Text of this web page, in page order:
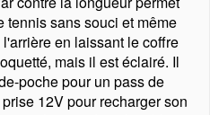
tennis sans souci et même
en laissant le coffre
mais il est éclairé. Il
poche pour un pass de
12V pour recharger son